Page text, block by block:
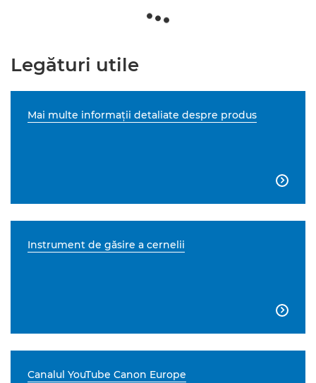
Legături utile
Mai multe informaţii detaliate despre produs

Instrument de găsire a cernelii

Canalul YouTube Canon Europe